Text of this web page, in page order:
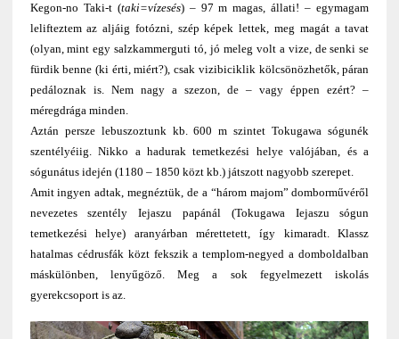
Kegon-no Taki-t (taki=vízesés) – 97 m magas, állati! – egymagam
lelifteztem az aljáig fotózni, szép képek lettek, meg magát a tavat
(olyan, mint egy salzkammerguti tó, jó meleg volt a vize, de senki se
fürdik benne (ki érti, miért?), csak vizibiciklik kölcsönözhetők, páran
pedáloznak is. Nem nagy a szezon, de – vagy éppen ezért? –
méregdrága minden.
Aztán persze lebuszoztunk kb. 600 m szintet Tokugawa sógunék
szentélyéiig. Nikko a hadurak temetkezési helye valójában, és a
sógunátus idején (1180 – 1850 közt kb.) játszott nagyobb szerepet.
Amit ingyen adtak, megnéztük, de a “három majom” domborművéről
nevezetes szentély Iejaszu papánál (Tokugawa Iejaszu sógun
temetkezési helye) aranyárban mérettetett, így kimaradt. Klassz
hatalmas cédrusfák közt fekszik a templom-negyed a domboldalban
máskülönben, lenyűgöző. Meg a sok fegyelmezett iskolás
gyerekcsoport is az.